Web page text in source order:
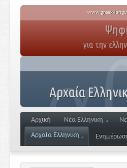
www.greek-
για την
Αρχαία
Αρχική Νέα Ελληνική
Αρχαία Ελληνική